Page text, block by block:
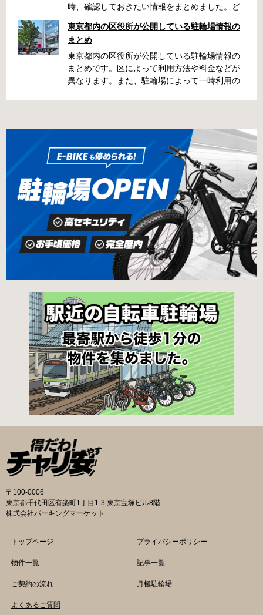
時、確認しておきたい情報をまとめました。ど
くらい？なんて疑問が浮かぶかと思います。事
前に確認していざという時対処しましょう。 千
代田区 / 新宿区 / 品川区 / 港区 / 中央区 / 大田区
/ 北区 / 墨田区 / 渋谷区 / 葛飾区 千代田区で撤去
された場合 猿楽町保管場所 住所 千代田区神田
の地図が置いてあります） 東京メトロ半蔵門
線、都営新宿・三田線神保町駅から徒歩7分 大
手町高架下自転車保管場所 住所 千代田区大手町
二丁目4番 電話 050-2018-6466（千代田区自転
車対策コールセンター） 最寄駅 東京メトロ半蔵
門線、丸の内線大手町駅A5出口 東京メトロ東西
線大手町駅B3出口 返還の際に必要な書類 返還
料 2,000円 自転車の鍵 身分証明証 千代田区HP
はこちら 新宿区で撤去された場合 内藤町自転車
保管場所 住所 新宿区内藤町11番地 ※都立新
宿高校東隣（内藤町11番地4号） 電話 03-5273-
3896 最寄駅 東京メトロ丸ノ内線新宿三丁目駅
から徒歩3分 東京メトロ丸ノ内線新宿御苑前駅
から徒歩6分 JR新宿駅から徒歩8分 西新宿自転
車保管場所 住所
東京都内の区役所が公開している駐輪場情報の
まとめ
東京都内の区役所が公開している駐輪場情報の
まとめです。区によって利用方法や料金などが
異なります。また、駐輪場によって一時利用の
の自転車駐輪場 利用方法 利用登録申請書の提出
申請期間内に利用登録申請書（PDF：
1,396KB） と必要書類を環境まちづくり総務課
あてに郵送（申請期間消印有効）または、期間
内に環境まちづくり総務課（区役所5階5B窓
口）、各出張所の受付時間中に直接お持ちくだ
さい（郵送先・各出張所の受付時間）。電話・
ファクス・メールでは申請できません。 利用料
金 登録手数料 区民3,000円 区外居住者6,000円
生活保護受給者免除（詳しくはお問い合わせく
ださい） ただし、自転車利用者で高校生以下は
3,000円（区内、区外在住を問わず） 定期利用
料金 各駐輪場で定期利用料金が異なります。詳
細は各駐輪場または管理会社にお問い合わせく
ださい。 一時利用料金 2時間まで：0円 10時間
まで：100円 10時間を超えて5時間ごと：100円
千代田区HPはこちら 新宿区の自転車駐輪場 利
用方法 利用登録申請書の提出 利用申請書（申請
窓口で配布。新宿区 ホームページからも取り出
せます）を各申請窓口、交通対策課自転車対策
係（本庁舎7階）・特別出張所に直接お持ちくだ
さい。交通対策課では郵送申請（2月8日 消印有
効）・電子申請も受け付けています。 次年度の
利用に関しては、毎年1月ごろに利用申請一斉受
付を行います。（詳細は区広報、HP等でご案内
いたします。） 登録が決定した方は、交通対策
課から郵送する「利用申請結果通知」「納付
書」と利用料金を指定の自転等駐輪場にお持ち
の上、手続きをしてください。 ※収容台数を超
す。 利用料金 登録手数料 不要です。 定期利用
料金 自転車等駐輪場：1,800円／月 路上自転車
円／年 ※各駐輪場で定期利用料金が異なりま
わせください。 一時利用料金 各駐輪場で一時利
理会社にお問い合わせください。 新宿区HPはこ
〒100-0006
東京都千代田区有楽町1丁目1-3 東京宝塚ビル8階
株式会社パーキングマーケット
トップページ
物件一覧
ご契約の流れ
よくあるご質問
プライバシーポリシー
記事一覧
月極駐輪場